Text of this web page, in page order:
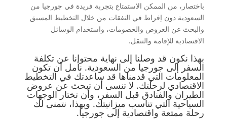
باختصار، من الممكن الاستمتاع بتجربة فريدة في جورجيا من
السعودية دون إفراط في النفقات من خلال التخطيط المسبق
والبحث عن العروض والخصومات، واستخدام الوسائل
الاقتصادية للإقامة والتنقل.
بهذا نكون قد وصلنا إلى نهاية محتوانا عن تكلفة
السفر إلى جورجيا من السعودية. نأمل أن تكون
المعلومات التي قدمناها قد ساعدتك في التخطيط
الاقتصادي لرحلتك. لا تنسى أن تبحث عن عروض
الطيران والفنادق قبل السفر، وأن تختار الوجهات
السياحية التي تناسب ميزانيتك. وبهذا، نتمنى لك
رحلة ممتعة واقتصادية إلى جورجيا.